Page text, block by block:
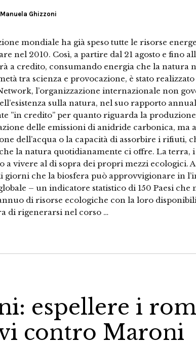
Manuela Ghizzoni
mondiale ha già speso tutte le risorse
nel 2010. Così, a partire dal 21 agosto e fino
a credito, consumando energia che la natura
tra scienza e provocazione, è stato
l’organizzazione internazionale non
sulla natura, nel suo rapporto
”in credito” per quanto riguarda la
delle emissioni di anidride carbonica, ma
dell’acqua o la capacità di assorbire i rifiuti,
la natura quotidianamente ci offre. La terra,
a vivere al di sopra dei propri mezzi ecologici.
giorni che la biosfera può approvvigionare in
– un indicatore statistico di 150 Paesi che
di risorse ecologiche con la loro
di rigenerarsi nel corso …
espellere i
contro Maroni